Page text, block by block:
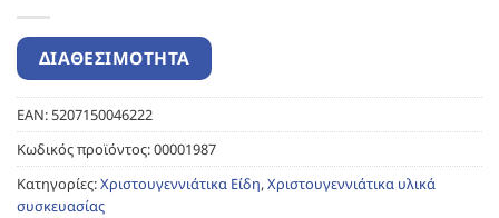
EAN:5207150046222
Κωδικός προϊόντος:00001987
Κατηγορίες:Χριστουγεννιάτικα Είδη,Χριστουγεννιάτικα υλικά
συσκευασίας